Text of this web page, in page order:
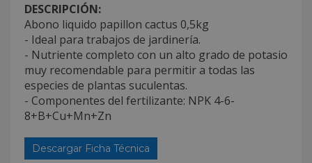
DESCRIPCIÓN:
Abono liquido papillon cactus 0,5kg
- Ideal para trabajos de jardinería.
- Nutriente completo con un alto grado de potasio
muy recomendable para permitir a todas las
especies de plantas suculentas.
- Componentes del fertilizante: NPK 4-6-
8+B+Cu+Mn+Zn
Descargar Ficha Técnica